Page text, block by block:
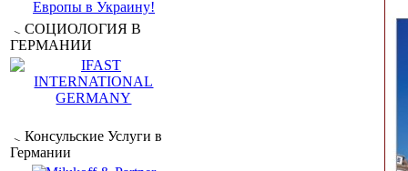
СОЦИОЛОГИЯ В
ГЕРМАНИИ
Консульские Услуги в
Германии